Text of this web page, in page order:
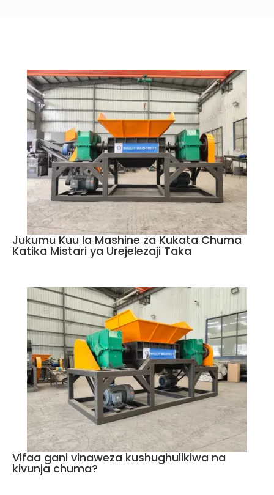
Jukumu Kuu la Mashine za Kukata Chuma
Katika Mistari ya Urejelezaji Taka
Vifaa gani vinaweza kushughulikiwa na
kivunja chuma?